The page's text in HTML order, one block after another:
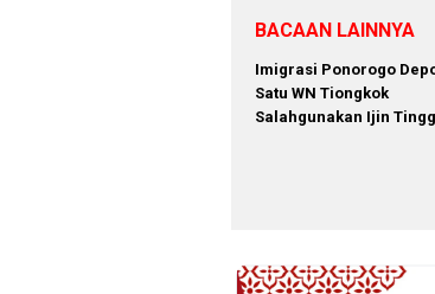
BACAAN LAINNYA
Imigrasi Ponorogo
Satu WN Tiongkok
Salahgunakan Ijin